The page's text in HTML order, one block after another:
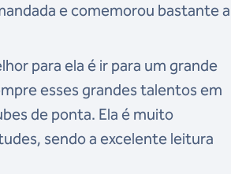
e comemorou bastante a
para ela é ir para um grande
esses grandes talentos em
de ponta. Ela é muito
sendo a excelente leitura